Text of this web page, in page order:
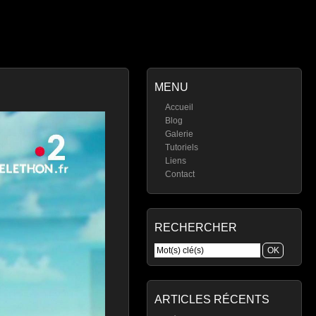
MENU
Accueil
Blog
Galerie
Tutoriels
Liens
Contact
RECHERCHER
ARTICLES RÉCENTS